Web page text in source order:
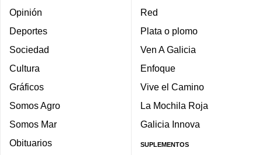
Opinión
Deportes
Sociedad
Cultura
Gráficos
Somos Agro
Somos Mar
Obituarios
Red
Plata o plomo
Ven A Galicia
Enfoque
Vive el Camino
La Mochila Roja
Galicia Innova
SUPLEMENTOS